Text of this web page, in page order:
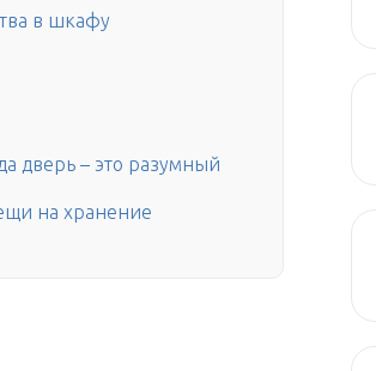
в шкафу
дверь – это разумный
на хранение